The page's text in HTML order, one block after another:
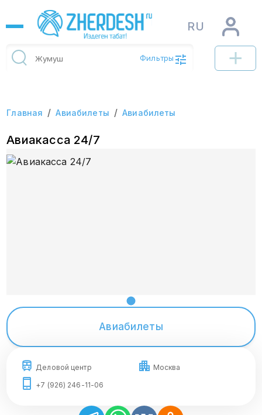
RU
Фильтры
Главная / Авиабилеты / Авиабилеты
Авиакасса 24/7
Авиабилеты
Деловой центр
Москва
+7 (926) 246-11-06